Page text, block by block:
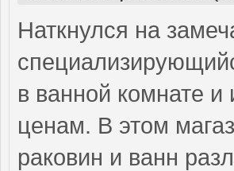
Наткнулся на
в ванной комнате
ценам. В этом
раковин и ванн